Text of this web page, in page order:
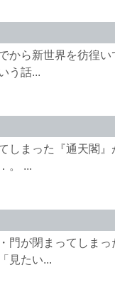
から新世界を彷徨
う話...
まった『通天閣』
。 ...
門が閉まってしま
見たい...